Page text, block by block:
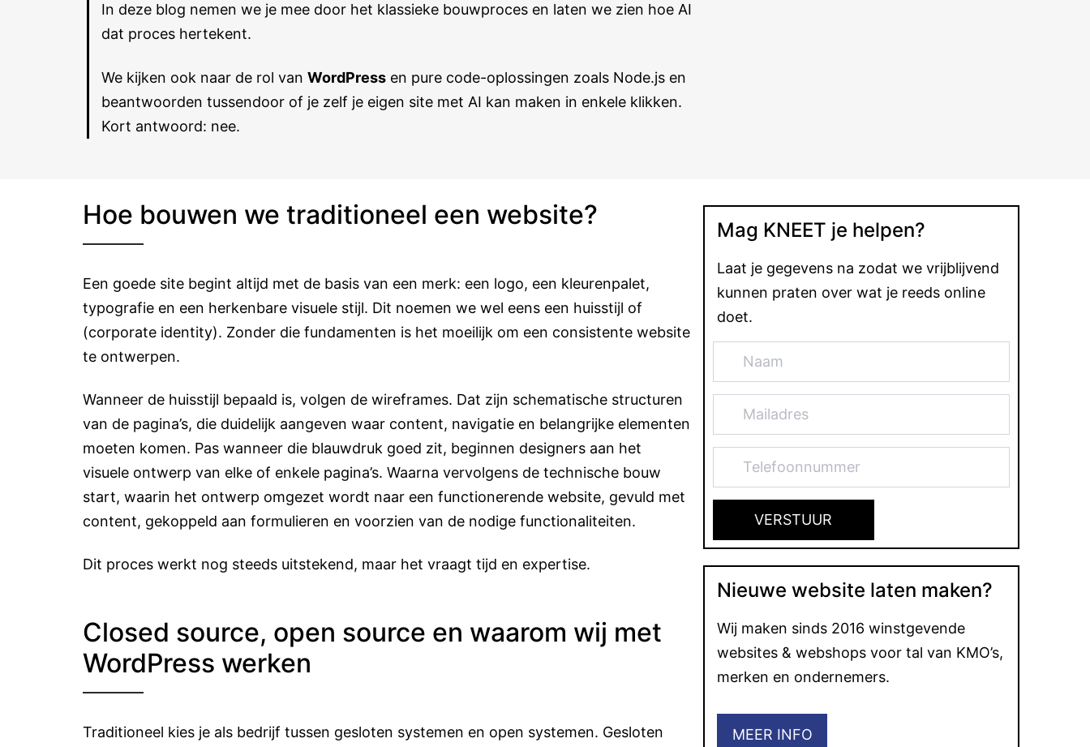
In deze blog nemen we je mee door het klassieke bouwproces en laten we zien hoe AI
dat proces hertekent.
We kijken ook naar de rol van WordPress en pure code-oplossingen zoals Node.js en
beantwoorden tussendoor of je zelf je eigen site met AI kan maken in enkele klikken.
Kort antwoord: nee.
Hoe bouwen we traditioneel een website?
Een goede site begint altijd met de basis van een merk: een logo, een kleurenpalet,
typografie en een herkenbare visuele stijl. Dit noemen we wel eens een huisstijl of
(corporate identity). Zonder die fundamenten is het moeilijk om een consistente website
te ontwerpen.
Wanneer de huisstijl bepaald is, volgen de wireframes. Dat zijn schematische structuren
van de pagina’s, die duidelijk aangeven waar content, navigatie en belangrijke elementen
moeten komen. Pas wanneer die blauwdruk goed zit, beginnen designers aan het
visuele ontwerp van elke of enkele pagina’s. Waarna vervolgens de technische bouw
start, waarin het ontwerp omgezet wordt naar een functionerende website, gevuld met
content, gekoppeld aan formulieren en voorzien van de nodige functionaliteiten.
Dit proces werkt nog steeds uitstekend, maar het vraagt tijd en expertise.
Closed source, open source en waarom wij met
WordPress werken
Traditioneel kies je als bedrijf tussen gesloten systemen en open systemen. Gesloten
Mag KNEET je helpen?
Laat je gegevens na zodat we vrijblijvend
kunnen praten over wat je reeds online
doet.
Nieuwe website laten maken?
Wij maken sinds 2016 winstgevende
websites & webshops voor tal van KMO’s,
merken en ondernemers.
MEER INFO